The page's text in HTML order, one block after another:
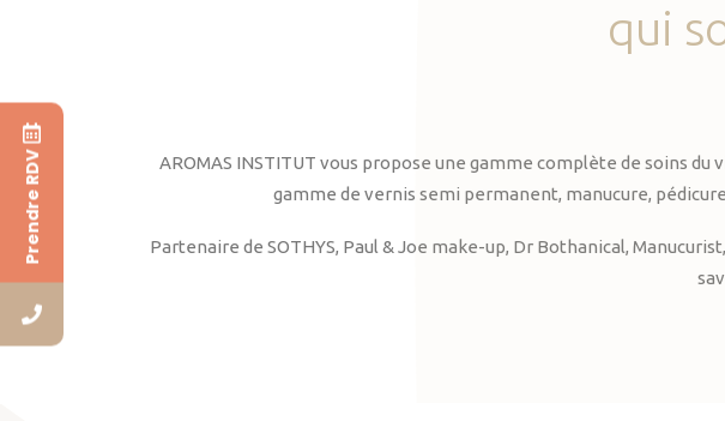
qui
AROMAS INSTITUT vous propose une gamme complète de soins
gamme de vernis semi permanent, manucure,
Partenaire de SOTHYS, Paul & Joe make-up, Dr Bothanical,
Prendre RDV